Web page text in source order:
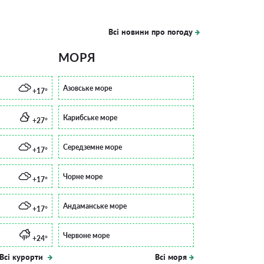
Всі новини про погоду
+17°
+27°
+17°
+17°
+17°
+24°
курорти
МОРЯ
Азовське море
Карибське море
Середземне море
Чорне море
Андаманське море
Червоне море
Всі моря